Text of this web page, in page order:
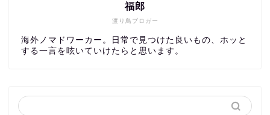
渡り鳥ブロガー
福郎
海外ノマドワーカー。日常で見つけた良いもの、ホッと
する一言を呟いていけたらと思います。